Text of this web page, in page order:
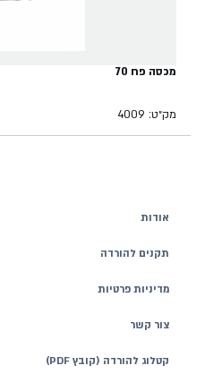
מכסה פח 70
מק״ט: 4009
אודות
תקנים להורדה
מדיניות פרטיות
צור קשר
קטלוג להורדה (קובץ PDF)